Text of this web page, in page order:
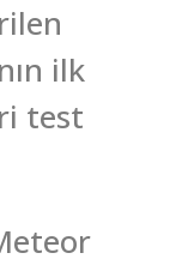
ilk
test